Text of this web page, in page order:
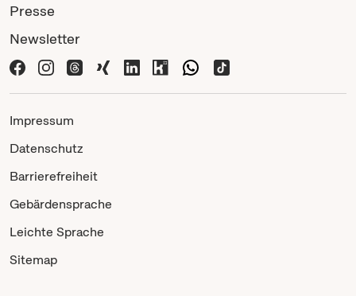
Presse
Newsletter
Impressum
Datenschutz
Barrierefreiheit
Gebärdensprache
Leichte Sprache
Sitemap